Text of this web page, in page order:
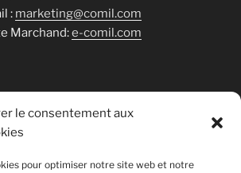
le consentement aux
pour optimiser notre site web et notre
: marketing@comil.com
Marchand:e-comil.com